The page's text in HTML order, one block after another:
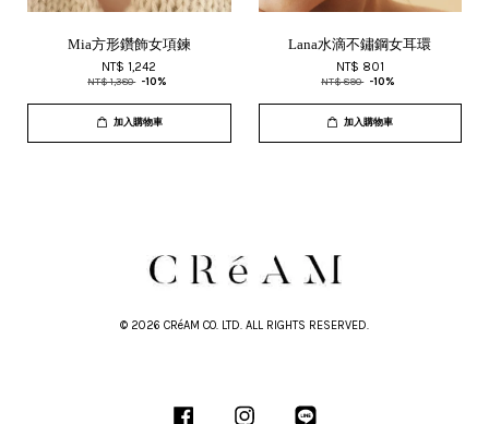
Mia方形鑽飾女項鍊
NT$ 1,242
NT$ 1,380 -10%
加入購物車
Lana水滴不鏽鋼女耳環
NT$ 801
NT$ 890 -10%
加入購物車
© 2026 CRéAM CO. LTD. ALL RIGHTS RESERVED.
Facebook Instagram